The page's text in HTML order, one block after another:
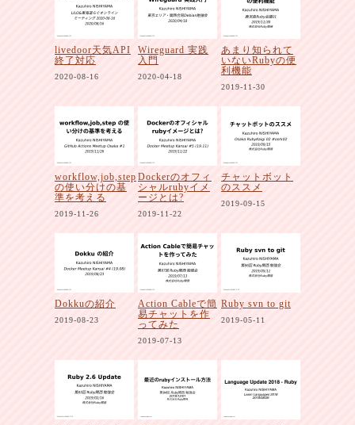
livedoor天気API
終了対応
2020-08-16
Wireguard 実践
入門
2020-04-18
あまり知られて
いないRubyの便
利機能
2019-11-30
workflow,job,step
の使い分けの基
準を考える
2019-11-26
Dockerのオフィ
シャルrubyイメ
ージとは?
2019-11-22
チャットボット
のススメ
2019-09-15
Dokkuの紹介
2019-08-23
Action Cableで簡
易チャットを作
ってみた
2019-07-13
Ruby svn to git
2019-05-11